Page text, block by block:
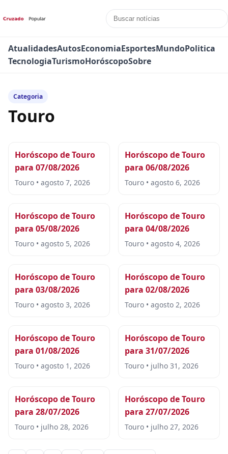
AtualidadesAutosEconomiaEsportesMundoPolitica
TecnologiaTurismoHoróscopoSobre
Categoria
Touro
Horóscopo de Touro
para 07/08/2026
Touro • agosto 7, 2026
Horóscopo de Touro
para 06/08/2026
Touro • agosto 6, 2026
Horóscopo de Touro
para 05/08/2026
Touro • agosto 5, 2026
Horóscopo de Touro
para 04/08/2026
Touro • agosto 4, 2026
Horóscopo de Touro
para 03/08/2026
Touro • agosto 3, 2026
Horóscopo de Touro
para 02/08/2026
Touro • agosto 2, 2026
Horóscopo de Touro
para 01/08/2026
Touro • agosto 1, 2026
Horóscopo de Touro
para 31/07/2026
Touro • julho 31, 2026
Horóscopo de Touro
para 28/07/2026
Touro • julho 28, 2026
Horóscopo de Touro
para 27/07/2026
Touro • julho 27, 2026